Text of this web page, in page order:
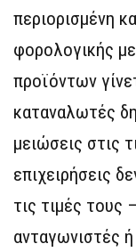
περιορισμένη
φορολογικής
προϊόντων
καταναλωτές
μειώσεις στις
επιχειρήσεις
τις τιμές τους
ανταγωνιστές